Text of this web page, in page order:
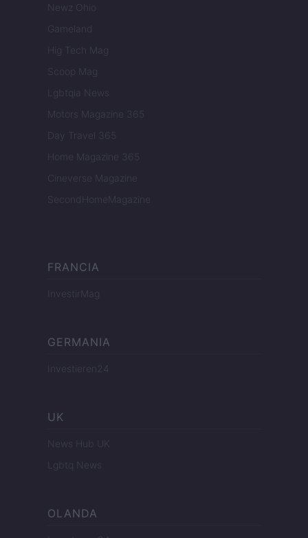
Newz Ohio
Gameland
Hig Tech Mag
Scoop Mag
Lgbtqia News
Motors Magazine 365
Day Travel 365
Home Magazine 365
Cineverse Magazine
SecondHomeMagazine
FRANCIA
InvestirMag
GERMANIA
Investieren24
UK
News Hub UK
Lgbtq News
OLANDA